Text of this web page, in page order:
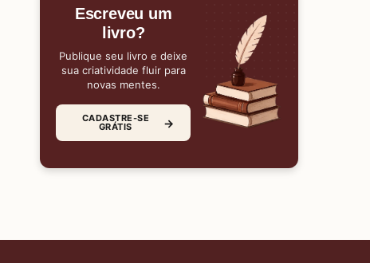
Escreveu um
livro?
Publique seu livro e deixe
sua criatividade fluir para
novas mentes.
CADASTRE-SE
GRÁTIS →